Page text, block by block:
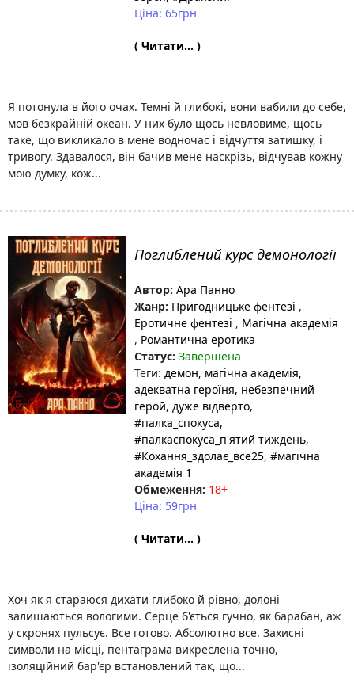
Ціна: 65грн
( Читати... )
Я потонула в його очах. Темні й глибокі, вони вабили до себе,
мов безкрайній океан. У них було щось невловиме, щось
таке, що викликало в мене водночас і відчуття затишку, і
тривогу. Здавалося, він бачив мене наскрізь, відчував кожну
мою думку, кож...
Поглиблений курс демонології
Автор: Ара Панно
Жанр: Пригодницьке фентезі ,
Еротичне фентезі , Магічна академія
, Романтична еротика
Статус: Завершена
Теги: демон, магічна академія,
адекватна героїня, небезпечний
герой, дуже відверто,
#палка_спокуса,
#палкаспокуса_п'ятий тиждень,
#Кохання_здолає_все25, #магічна
академія 1
Обмеження: 18+
Ціна: 59грн
( Читати... )
Хоч як я стараюся дихати глибоко й рівно, долоні
залишаються вологими. Серце б'ється гучно, як барабан, аж
у скронях пульсує. Все готово. Абсолютно все. Захисні
символи на місці, пентаграма викреслена точно,
ізоляційний бар'єр встановлений так, що...